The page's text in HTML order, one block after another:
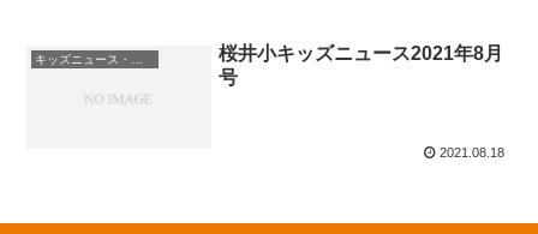
キッズニュース・お知らせ
桜井小キッズニュース2021年8月
号
2021.08.18